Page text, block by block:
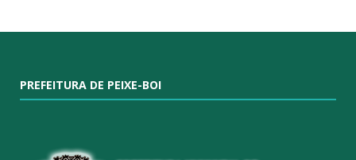
PREFEITURA DE PEIXE-BOI